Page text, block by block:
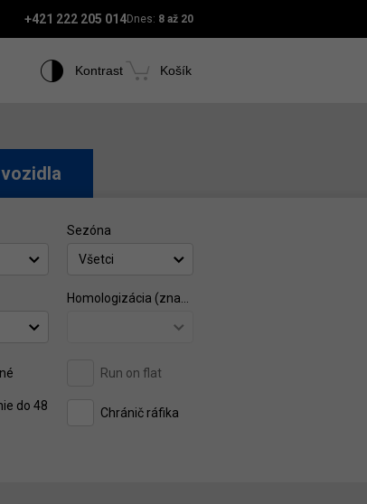
+421 222 205 014Dnes: 8 až 20
Kontrast Košík
Sezóna
Všetci
Run on flat
do 48
Chránič ráfika